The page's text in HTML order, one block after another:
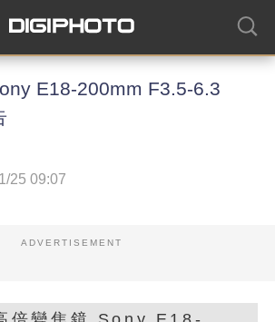
E18-200mm F3.5-6.3
25 09:07
ADVERTISEMENT